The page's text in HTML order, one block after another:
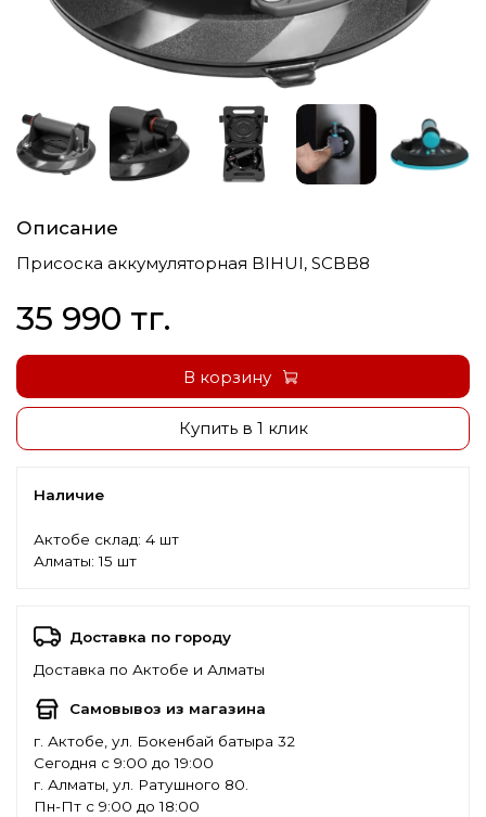
Описание
Присоска аккумуляторная BIHUI, SCBB8
35 990 тг.
В корзину
Купить в 1 клик
Наличие
Актобе склад: 4 шт
Алматы:15 шт
Доставка по городу
Доставка по Актобе и Алматы
Самовывоз из магазина
г. Актобе, ул. Бокенбай батыра 32
Сегодня с 9:00 до 19:00
г. Алматы, ул. Ратушного 80.
Пн-Пт с 9:00 до 18:00